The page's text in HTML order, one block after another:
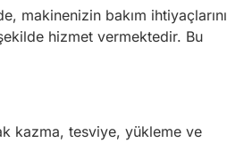
makinenizin bakım ihtiyaçlarını
hizmet vermektedir. Bu
kazma, tesviye, yükleme ve